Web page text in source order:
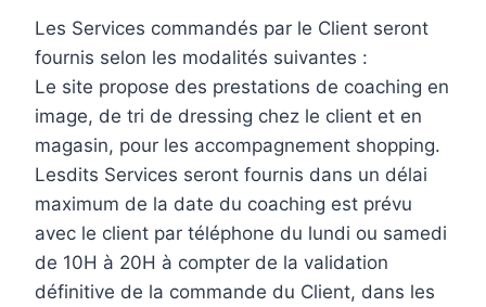
Les Services commandés par le Client seront
fournis selon les modalités suivantes :
Le site propose des prestations de coaching en
image, de tri de dressing chez le client et en
magasin, pour les accompagnement shopping.
Lesdits Services seront fournis dans un délai
maximum de la date du coaching est prévu
avec le client par téléphone du lundi ou samedi
de 10H à 20H à compter de la validation
définitive de la commande du Client, dans les